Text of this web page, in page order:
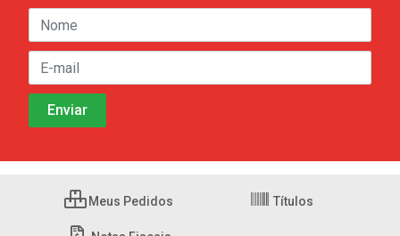
Meus Pedidos Títulos